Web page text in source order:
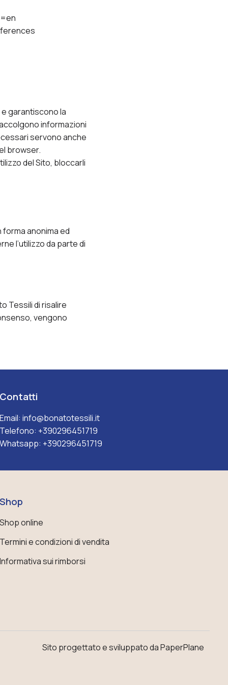
garantiscono la
informazioni
servono anche
browser.
del Sito, bloccarli
anonima ed
l’utilizzo da parte di
Tessili di risalire
vengono
Contatti
Email:info@bonatotessili.it
Telefono: +390296451719
Whatsapp: +390296451719
Shop
Shop online
Termini e condizioni di vendita
Informativa sui rimborsi
Sito progettato e sviluppato da PaperPlane